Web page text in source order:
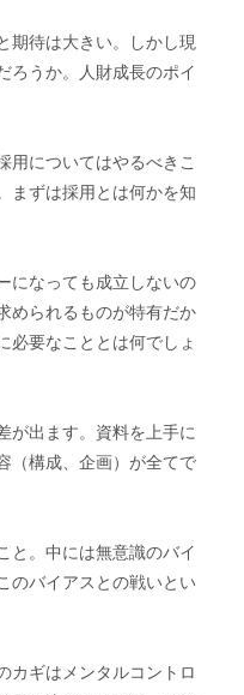
期待は大きい。しかし現
ろうか。人財成長のポイ
についてはやるべきこ
まずは採用とは何かを知
になっても成立しないの
められるものが特有だか
必要なこととは何でしょ
が出ます。資料を上手に
（構成、企画）が全てで
と。中には無意識のバイ
のバイアスとの戦いとい
カギはメンタルコントロ